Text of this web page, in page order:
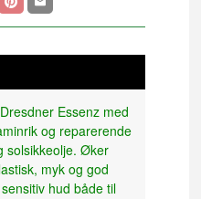
Essenz med
og reparerende
solsikkeolje. Øker
myk og god
hud både til